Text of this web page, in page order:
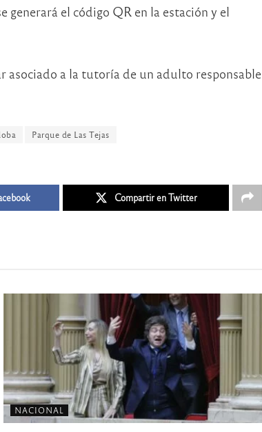
el código QR en la estación y el
asociado a la tutoría de un adulto responsable
Parque de Las Tejas
Compartir en Twitter
NACIONAL